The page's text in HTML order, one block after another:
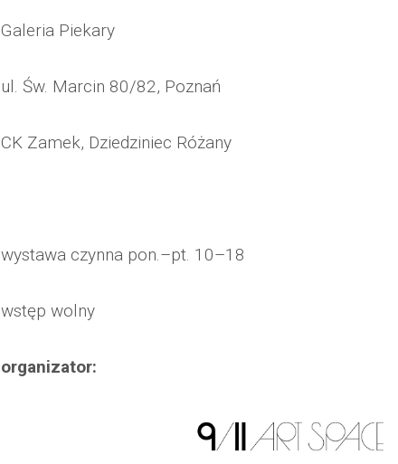
Galeria Piekary
ul. Św. Marcin 80/82, Poznań
CK Zamek, Dziedziniec Różany
wystawa czynna pon.–pt. 10–18
wstęp wolny
organizator: